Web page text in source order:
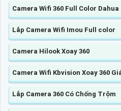
Camera Wifi 360 Full Color Dahua
Lắp Camera Wifi Imou Full color
Camera Hilook Xoay 360
Camera Wifi Kbvision Xoay 360
Lắp Camera 360 Có Chống Trộm